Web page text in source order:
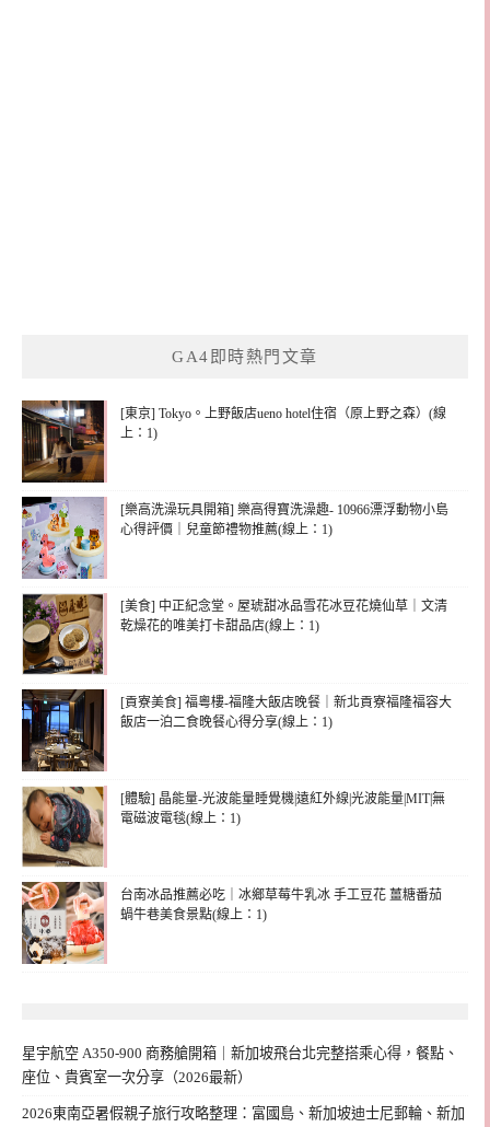
GA4即時熱門文章
[東京] Tokyo。上野飯店ueno hotel住宿（原上野之森）(線
上：1)
[樂高洗澡玩具開箱] 樂高得寶洗澡趣- 10966漂浮動物小島
心得評價｜兒童節禮物推薦(線上：1)
[美食] 中正紀念堂。屋琥甜冰品雪花冰豆花燒仙草｜文清
乾燥花的唯美打卡甜品店(線上：1)
[貢寮美食] 福粵樓-福隆大飯店晚餐｜新北貢寮福隆福容大
飯店一泊二食晚餐心得分享(線上：1)
[體驗] 晶能量-光波能量睡覺機|遠紅外線|光波能量|MIT|無
電磁波電毯(線上：1)
台南冰品推薦必吃｜冰鄉草莓牛乳冰 手工豆花 薑糖番茄
蝸牛巷美食景點(線上：1)
星宇航空 A350-900 商務艙開箱｜新加坡飛台北完整搭乘心得，餐點、
座位、貴賓室一次分享（2026最新）
2026東南亞暑假親子旅行攻略整理：富國島、新加坡迪士尼郵輪、新加